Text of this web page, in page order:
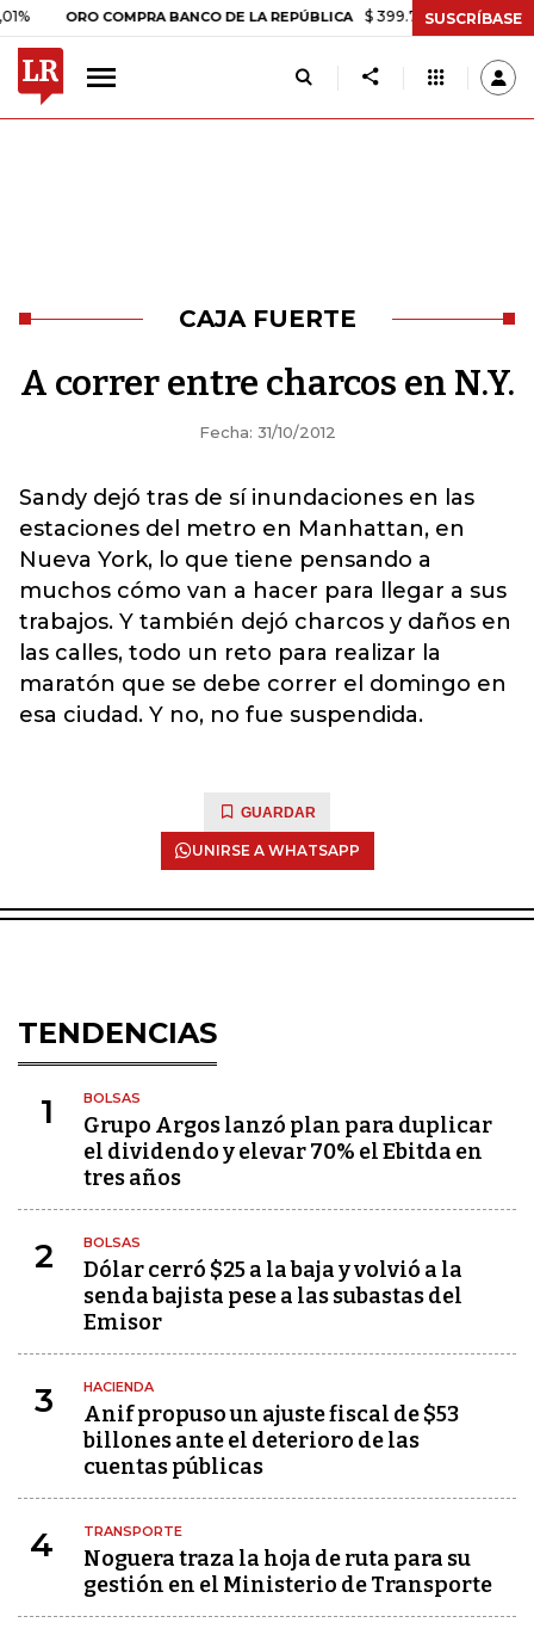
ORO COMPRA BANCO DE LA REPÚBLICA $ 399.745,16 +$ 2.295,71
SUSCRÍBASE
CAJA FUERTE
A correr entre charcos en N.Y.
Fecha: 31/10/2012
Sandy dejó tras de sí inundaciones en las
estaciones del metro en Manhattan, en
Nueva York, lo que tiene pensando a
muchos cómo van a hacer para llegar a sus
trabajos. Y también dejó charcos y daños en
las calles, todo un reto para realizar la
maratón que se debe correr el domingo en
esa ciudad. Y no, no fue suspendida.
GUARDAR
UNIRSE A WHATSAPP
TENDENCIAS
1 BOLSAS
Grupo Argos lanzó plan para duplicar
el dividendo y elevar 70% el Ebitda en
tres años
2 BOLSAS
Dólar cerró $25 a la baja y volvió a la
senda bajista pese a las subastas del
Emisor
3 HACIENDA
Anif propuso un ajuste fiscal de $53
billones ante el deterioro de las
cuentas públicas
4 TRANSPORTE
Noguera traza la hoja de ruta para su
gestión en el Ministerio de Transporte